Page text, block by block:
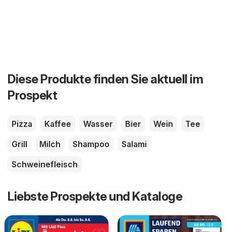
Diese Produkte finden Sie aktuell im
Prospekt
Pizza Kaffee Wasser Bier Wein
Tee
Grill
Milch Shampoo
Salami
Schweinefleisch
Liebste Prospekte und Kataloge